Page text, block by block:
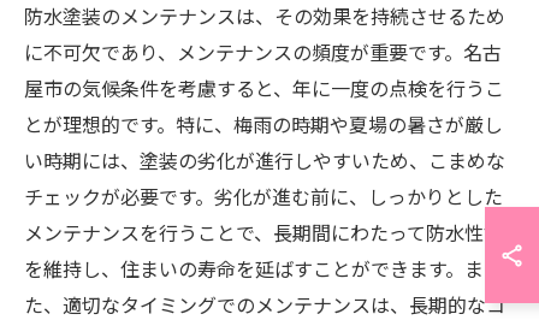
防水塗装のメンテナンスは、その効果を持続させるため
に不可欠であり、メンテナンスの頻度が重要です。名古
屋市の気候条件を考慮すると、年に一度の点検を行うこ
とが理想的です。特に、梅雨の時期や夏場の暑さが厳し
い時期には、塗装の劣化が進行しやすいため、こまめな
チェックが必要です。劣化が進む前に、しっかりとした
メンテナンスを行うことで、長期間にわたって防水性能
を維持し、住まいの寿命を延ばすことができます。ま
た、適切なタイミングでのメンテナンスは、長期的なコ